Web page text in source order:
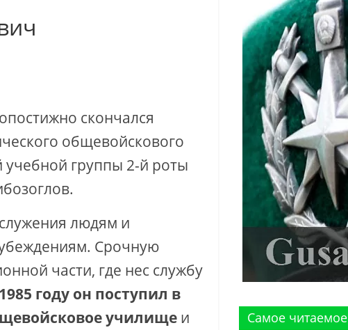
скончался
общевойскового
учебной группы 2-й роты
людям и
Срочную
части, где нес службу
году он поступил в
училище и
Самое читаемое